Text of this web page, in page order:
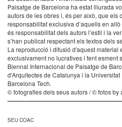
Paisatge de Barcelona ha estat lliurada
autors de les obres i, és per això, que els
responsabilitat exclusiva d’aquells en allò
és responsabilitat dels autors l’estil i la
s’han publicat respectant els textos dels
La reproducció i difusió d'aquest material
exclusivament no lucratives i fent esment
Biennal Internacional de Paisatge de
d'Arquitectes de Catalunya i la
Barcelona Tech.
© fotografies dels seus autors / © fotos by
SEU COAC